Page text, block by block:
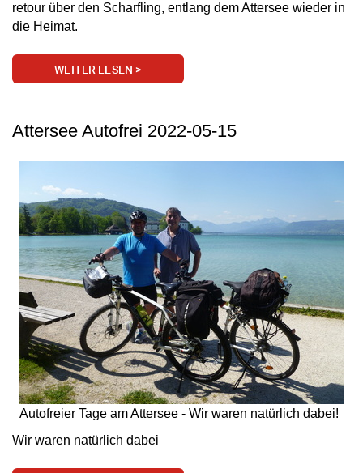
retour über den Scharfling, entlang dem Attersee wieder in
die Heimat.
WEITER LESEN >
Attersee Autofrei 2022-05-15
Autofreier Tage am Attersee - Wir waren natürlich dabei!
Wir waren natürlich dabei